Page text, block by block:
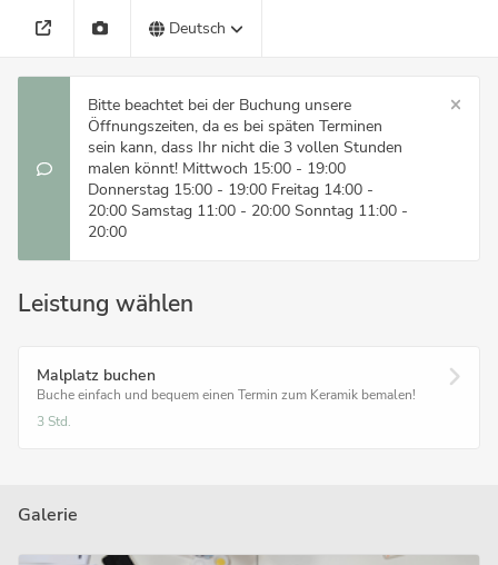
Deutsch
Bitte beachtet bei der Buchung unsere
Öffnungszeiten, da es bei späten Terminen
sein kann, dass Ihr nicht die 3 vollen Stunden
malen könnt! Mittwoch 15:00 - 19:00
Donnerstag 15:00 - 19:00 Freitag 14:00 -
20:00 Samstag 11:00 - 20:00 Sonntag 11:00 -
20:00
Leistung wählen
Malplatz buchen
Buche einfach und bequem einen Termin zum Keramik bemalen!
3 Std.
Galerie